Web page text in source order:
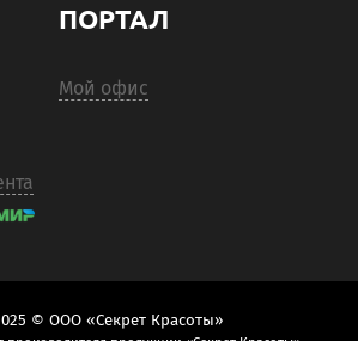
ПОРТАЛ
Мой офис
© ООО «Секрет Красоты»